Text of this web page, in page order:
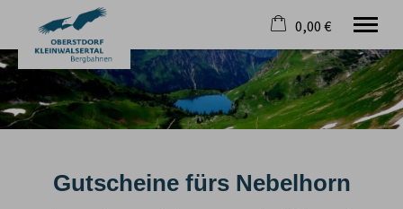
Gutscheine der Nebelhornbahn
Willkommen
Brunch
0,00 €
×
Warenkorb ist leer
Gutscheine fürs Nebelhorn